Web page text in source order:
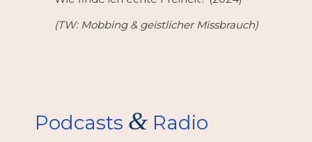
(TW: Mobbing & geistlicher Missbrauch)
Podcasts & Radio